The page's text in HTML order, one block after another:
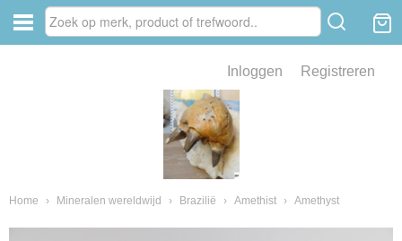
Inloggen Registreren
Home › Mineralen wereldwijd › Brazilië › Amethist › Amethyst
van fossielen en mineralen